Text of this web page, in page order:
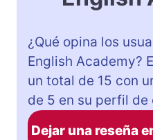
¿Qué opina los
English Academy?
un total de 15 con
de 5 en su perfil de
Dejar una reseña